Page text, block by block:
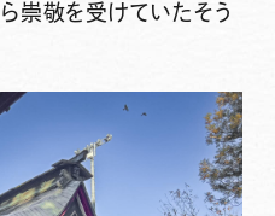
崇敬を受けていたそう